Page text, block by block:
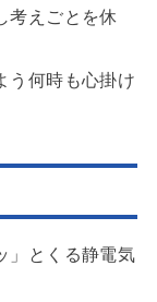
考えごとを休
う何時も心掛け
」とくる静電気